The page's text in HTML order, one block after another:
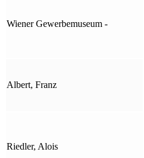
Wiener Gewerbemuseum -
Albert, Franz
Riedler, Alois